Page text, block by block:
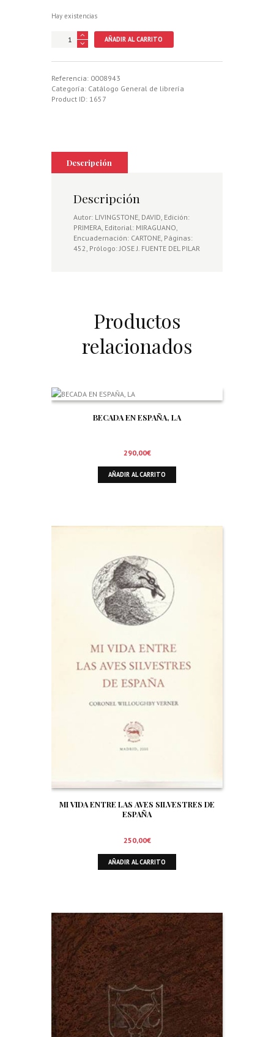
Hay existencias
ULTIMO
LIVINGSTONE,
EL
cantidad
AÑADIR AL CARRITO
Referencia: 0008943
Categoría: Catálogo General de librería
Product ID: 1657
Descripción
Descripción
Autor: LIVINGSTONE, DAVID, Edición:
PRIMERA, Editorial: MIRAGUANO,
Encuadernación: CARTONE, Páginas:
452, Prólogo: JOSE J. FUENTE DEL PILAR
Productos
relacionados
BECADA EN ESPAÑA, LA
290,00€
AÑADIR AL CARRITO
MI VIDA ENTRE LAS AVES SILVESTRES DE
ESPAÑA
250,00€
AÑADIR AL CARRITO